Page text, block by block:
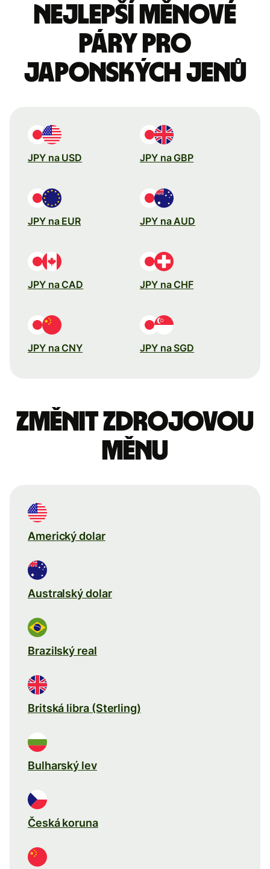
Nejlepší měnové
páry pro
japonských jenů
JPY na USD JPY na GBP
JPY na EUR JPY na AUD
JPY na CAD JPY na CHF
JPY na CNY JPY na SGD
Změnit zdrojovou
měnu
Americký dolar
Australský dolar
Brazilský real
Britská libra (Sterling)
Bulharský lev
Česká koruna